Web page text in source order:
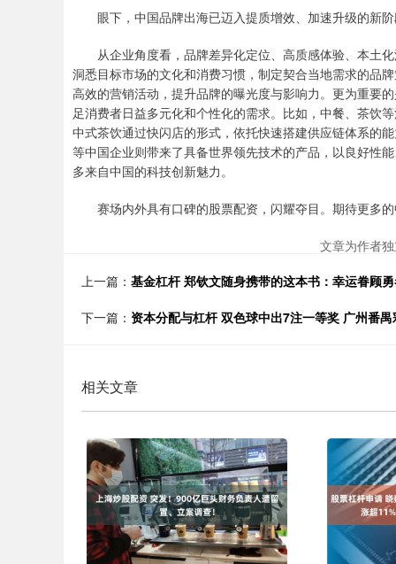
眼下，中国品牌出海已迈入提质增效、加速升级的新
从企业角度看，品牌差异化定位、高质感体验、本土化
洞悉目标市场的文化和消费习惯，制定契合当地需求的品
高效的营销活动，提升品牌的曝光度与影响力。更为重要
足消费者日益多元化和个性化的需求。比如，中餐、茶饮
中式茶饮通过快闪店的形式，依托快速搭建供应链体系的
等中国企业则带来了具备世界领先技术的产品，以良好性
多来自中国的科技创新魅力。
赛场内外具有口碑的股票配资，闪耀夺目。期待更多的
文章为作者
上一篇： 基金杠杆 郑钦文随身携带的这本书：幸运眷顾
下一篇： 资本分配与杠杆 双色球中出7注一等奖 广州番
相关文章